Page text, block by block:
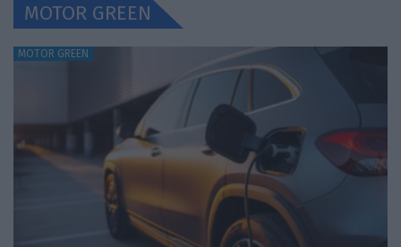
MOTOR GREEN
MOTOR GREEN